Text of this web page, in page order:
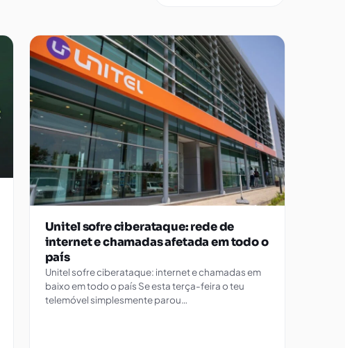
Unitel sofre ciberataque: rede de
internet e chamadas afetada em todo o
país
Unitel sofre ciberataque: internet e chamadas em
baixo em todo o país Se esta terça-feira o teu
telemóvel simplesmente parou…